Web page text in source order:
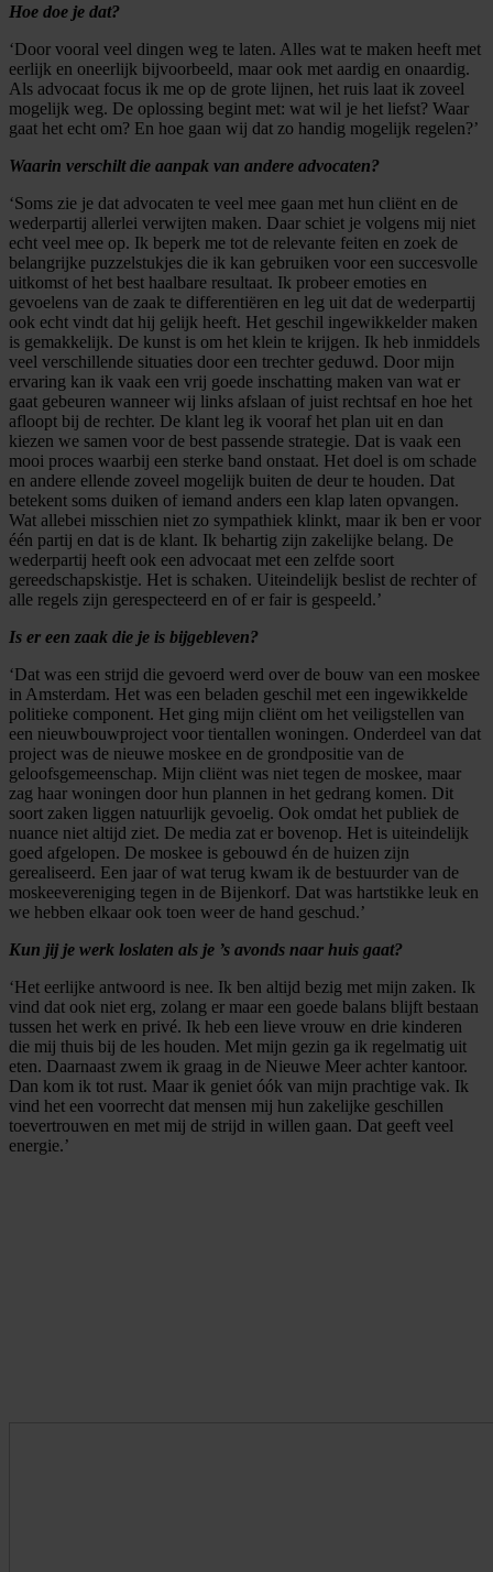
Hoe doe je dat?
‘Door vooral veel dingen weg te laten. Alles wat te maken heeft met
eerlijk en oneerlijk bijvoorbeeld, maar ook met aardig en onaardig.
Als advocaat focus ik me op de grote lijnen, het ruis laat ik zoveel
mogelijk weg. De oplossing begint met: wat wil je het liefst? Waar
gaat het echt om? En hoe gaan wij dat zo handig mogelijk regelen?’
Waarin verschilt die aanpak van andere advocaten?
‘Soms zie je dat advocaten te veel mee gaan met hun cliënt en de
wederpartij allerlei verwijten maken. Daar schiet je volgens mij niet
echt veel mee op. Ik beperk me tot de relevante feiten en zoek de
belangrijke puzzelstukjes die ik kan gebruiken voor een succesvolle
uitkomst of het best haalbare resultaat. Ik probeer emoties en
gevoelens van de zaak te differentiëren en leg uit dat de wederpartij
ook echt vindt dat hij gelijk heeft. Het geschil ingewikkelder maken
is gemakkelijk. De kunst is om het klein te krijgen. Ik heb inmiddels
veel verschillende situaties door een trechter geduwd. Door mijn
ervaring kan ik vaak een vrij goede inschatting maken van wat er
gaat gebeuren wanneer wij links afslaan of juist rechtsaf en hoe het
afloopt bij de rechter. De klant leg ik vooraf het plan uit en dan
kiezen we samen voor de best passende strategie. Dat is vaak een
mooi proces waarbij een sterke band onstaat. Het doel is om schade
en andere ellende zoveel mogelijk buiten de deur te houden. Dat
betekent soms duiken of iemand anders een klap laten opvangen.
Wat allebei misschien niet zo sympathiek klinkt, maar ik ben er voor
één partij en dat is de klant. Ik behartig zijn zakelijke belang. De
wederpartij heeft ook een advocaat met een zelfde soort
gereedschapskistje. Het is schaken. Uiteindelijk beslist de rechter of
alle regels zijn gerespecteerd en of er fair is gespeeld.’
Is er een zaak die je is bijgebleven?
‘Dat was een strijd die gevoerd werd over de bouw van een moskee
in Amsterdam. Het was een beladen geschil met een ingewikkelde
politieke component. Het ging mijn cliënt om het veiligstellen van
een nieuwbouwproject voor tientallen woningen. Onderdeel van dat
project was de nieuwe moskee en de grondpositie van de
geloofsgemeenschap. Mijn cliënt was niet tegen de moskee, maar
zag haar woningen door hun plannen in het gedrang komen. Dit
soort zaken liggen natuurlijk gevoelig. Ook omdat het publiek de
nuance niet altijd ziet. De media zat er bovenop. Het is uiteindelijk
goed afgelopen. De moskee is gebouwd én de huizen zijn
gerealiseerd. Een jaar of wat terug kwam ik de bestuurder van de
moskeevereniging tegen in de Bijenkorf. Dat was hartstikke leuk en
we hebben elkaar ook toen weer de hand geschud.’
Kun jij je werk loslaten als je ’s avonds naar huis gaat?
‘Het eerlijke antwoord is nee. Ik ben altijd bezig met mijn zaken. Ik
vind dat ook niet erg, zolang er maar een goede balans blijft bestaan
tussen het werk en privé. Ik heb een lieve vrouw en drie kinderen
die mij thuis bij de les houden. Met mijn gezin ga ik regelmatig uit
eten. Daarnaast zwem ik graag in de Nieuwe Meer achter kantoor.
Dan kom ik tot rust. Maar ik geniet óók van mijn prachtige vak. Ik
vind het een voorrecht dat mensen mij hun zakelijke geschillen
toevertrouwen en met mij de strijd in willen gaan. Dat geeft veel
energie.’